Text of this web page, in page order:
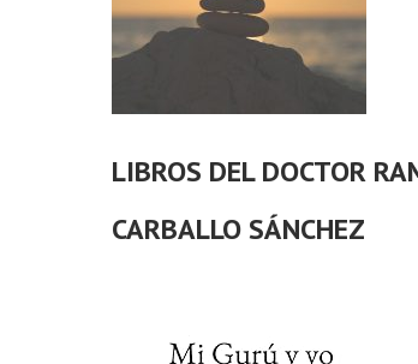
LIBROS DEL DOCTOR
CARBALLO SÁNCHEZ